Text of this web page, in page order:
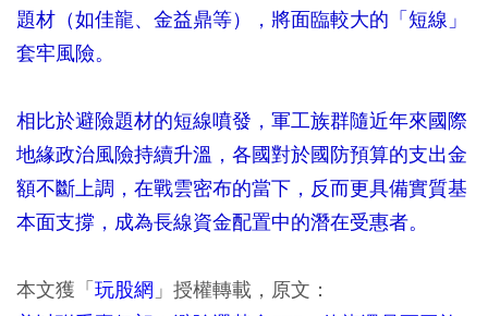
題材（如佳龍、金益鼎等），將面臨較大的「短線」
套牢風險。
相比於避險題材的短線噴發，軍工族群隨近年來國際
地緣政治風險持續升溫，各國對於國防預算的支出金
額不斷上調，在戰雲密布的當下，反而更具備實質基
本面支撐，成為長線資金配置中的潛在受惠者。
本文獲「玩股網 」授權轉載，原文：